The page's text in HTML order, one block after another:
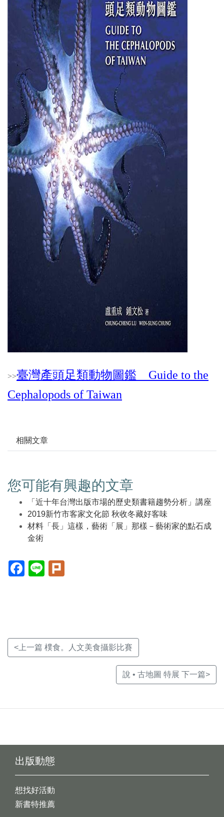
>>臺灣產頭足類動物圖鑑 Guide to the
Cephalopods of Taiwan
相關文章
您可能有興趣的文章
「近十年台灣出版市場的歷史類書籍趨勢分析」講座
2019新竹市客家文化節 秋收冬藏好客味
材料「長」這樣，藝術「展」那樣－藝術家的點石成
金術
Facebook(另
開
Line(另
開
<上一篇 樸食。人文美食攝影比賽
說 • 古地圖 特展 下一篇>
出版動態
想找好活動
新書特推薦